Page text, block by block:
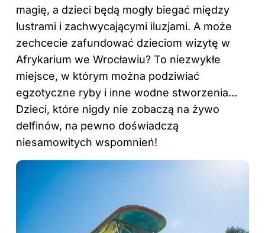
magię, a dzieci będą mogły biegać między
lustrami i zachwycającymi iluzjami. A może
zechcecie zafundować dzieciom wizytę w
Afrykarium we Wrocławiu? To niezwykłe
miejsce, w którym można podziwiać
egzotyczne ryby i inne wodne stworzenia…
Dzieci, które nigdy nie zobaczą na żywo
delfinów, na pewno doświadczą
niesamowitych wspomnień!